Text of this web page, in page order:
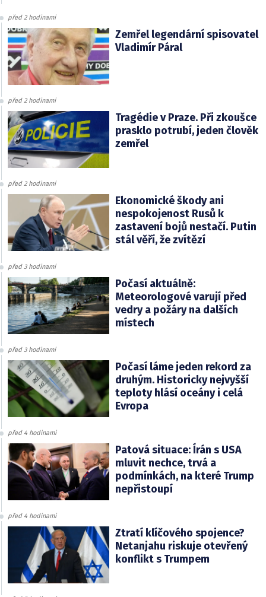
před 2 hodinami
Zemřel legendární spisovatel
Vladimír Páral
před 2 hodinami
Tragédie v Praze. Při zkoušce
prasklo potrubí, jeden člověk
zemřel
před 2 hodinami
Ekonomické škody ani
nespokojenost Rusů k
zastavení bojů nestačí. Putin
stál věří, že zvítězí
před 3 hodinami
Počasí aktuálně:
Meteorologové varují před
vedry a požáry na dalších
místech
před 3 hodinami
Počasí láme jeden rekord za
druhým. Historicky nejvyšší
teploty hlásí oceány i celá
Evropa
před 4 hodinami
Patová situace: Írán s USA
mluvit nechce, trvá a
podmínkách, na které Trump
nepřistoupí
před 4 hodinami
Ztratí klíčového spojence?
Netanjahu riskuje otevřený
konflikt s Trumpem